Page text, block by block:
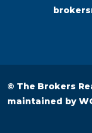
© The Brokers
maintained by